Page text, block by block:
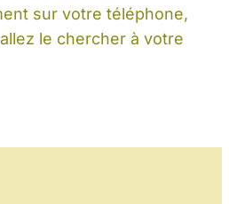
sur votre téléphone,
le chercher à votre